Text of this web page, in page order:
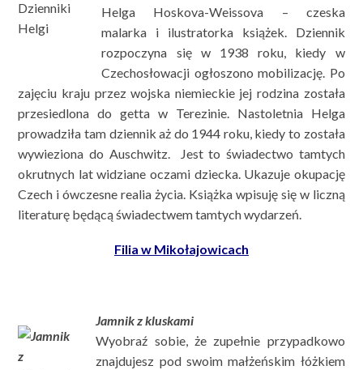
Helga Hoskova-Weissova – czeska
malarka i ilustratorka książek. Dziennik
rozpoczyna się w 1938 roku, kiedy w
Czechosłowacji ogłoszono mobilizację. Po
zajęciu kraju przez wojska niemieckie jej rodzina została
przesiedlona do getta w Terezinie. Nastoletnia Helga
prowadziła tam dziennik aż do 1944 roku, kiedy to została
wywieziona do Auschwitz. Jest to świadectwo tamtych
okrutnych lat widziane oczami dziecka. Ukazuje okupację
Czech i ówczesne realia życia. Książka wpisuję się w liczną
literaturę będącą świadectwem tamtych wydarzeń.
Filia w Mikołajowicach
Jamnik z kluskami
Wyobraź sobie, że zupełnie przypadkowo
znajdujesz pod swoim małżeńskim łóżkiem